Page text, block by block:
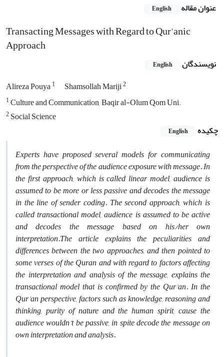
عنوان مقاله English
Transacting Messages with Regard to Qur'anic
Approach
نویسندگان English
Alireza Pouya1 Shamsollah Mariji2
1Culture and Communication, Baqir al-Olum Qom Uni.
2Social Science
چکیده
English
Experts have proposed several models for communicating
from the perspective of the audience exposure with message. In
the first approach, which is called linear model, audience is
assumed to be more or less passive and decodes the message
in the line of sender coding. The second approach, which is
called transactional model, audience is assumed to be active
and decodes the message based on his/her own
interpretation.The article explains the peculiarities and
differences between the two approaches, and then pointed to
some verses of the Quran and with regard to factors affecting
the interpretation and analysis of the message, explains the
transactional model that is confirmed by the Qur'an. In the
Qur'an perspective, factors such as knowledge, reasoning and
thinking, purity of nature and the human spirit, cause the
audience wouldn’t be passive, in spite decode the message on
own interpretation and analysis.